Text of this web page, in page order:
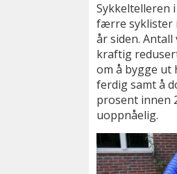
Sykkeltelleren
færre syklister
år siden.
kraftig
om å bygge ut
ferdig samt å
prosent innen
uoppnåelig.